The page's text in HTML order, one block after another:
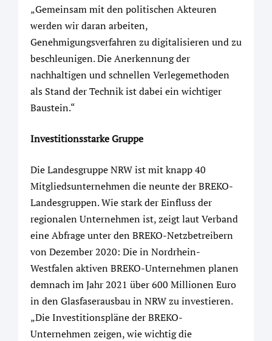
„Gemeinsam mit den politischen Akteuren
werden wir daran arbeiten,
Genehmigungsverfahren zu digitalisieren und zu
beschleunigen. Die Anerkennung der
nachhaltigen und schnellen Verlegemethoden
als Stand der Technik ist dabei ein wichtiger
Baustein.“
Investitionsstarke Gruppe
Die Landesgruppe NRW ist mit knapp 40
Mitgliedsunternehmen die neunte der BREKO-
Landesgruppen. Wie stark der Einfluss der
regionalen Unternehmen ist, zeigt laut Verband
eine Abfrage unter den BREKO-Netzbetreibern
von Dezember 2020: Die in Nordrhein-
Westfalen aktiven BREKO-Unternehmen planen
demnach im Jahr 2021 über 600 Millionen Euro
in den Glasfaserausbau in NRW zu investieren.
„Die Investitionspläne der BREKO-
Unternehmen zeigen, wie wichtig die